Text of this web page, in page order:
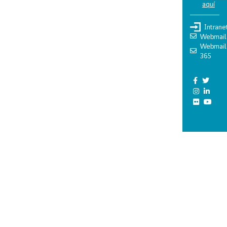
aquí
Webmail
Webmail
365